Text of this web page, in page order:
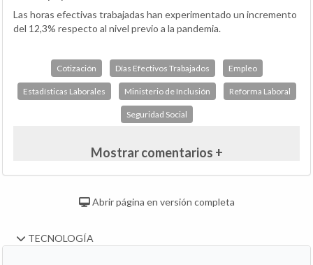
Las horas efectivas trabajadas han experimentado un incremento
del 12,3% respecto al nivel previo a la pandemia.
Cotización Días Efectivos Trabajados Empleo
Estadísticas Laborales Ministerio de Inclusión Reforma Laboral
Seguridad Social
Mostrar comentarios +
Abrir página en versión completa
TECNOLOGÍA